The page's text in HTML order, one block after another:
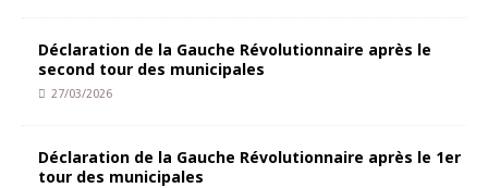
Déclaration de la Gauche Révolutionnaire après le
second tour des municipales
27/03/2026
Déclaration de la Gauche Révolutionnaire après le 1er
tour des municipales